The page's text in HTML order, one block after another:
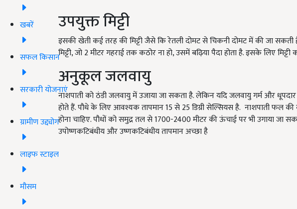
खबरें
सफल किसान
सरकारी योजनाएं
ग्रामीण उद्द्योग
लाइफ स्टाइल
मौसम
उपयुक्त मिट्टी
इसकी खेती कई तरह की मिट्टी जैसे कि रेतली दोमट से चिकनी दोमट में की जा सकती
मिट्टी, जो 2 मीटर गहराई तक कठोर ना हो, उसमें बढ़िया पैदा होता है. इसके लिए मिट्टी
अनुकूल जलवायु
नाशपाती को ठंडी जलवायु में उजाया जा सकता है. लेकिन यदि जलवायु गर्म और
होते हैं. पौधे के लिए आवश्यक तापमान 15 से 25 डिग्री सेल्सियस है. नाशपाती फल की
होना चाहिए. पौधों को समुद्र तल से 1700-2400 मीटर की ऊंचाई पर भी उगाया जा
उपोष्णकटिबंधीय और उष्णकटिबंधीय तापमान अच्छा है